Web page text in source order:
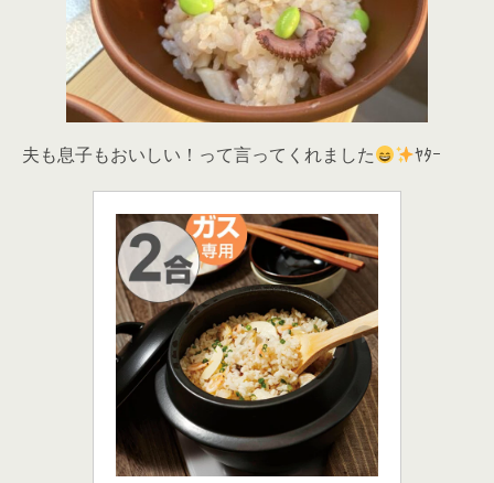
夫も息子もおいしい！って言ってくれました ﾔﾀｰ